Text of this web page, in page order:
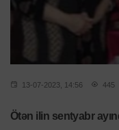
13-07-2023, 14:56 445
Ötən ilin sentyabr